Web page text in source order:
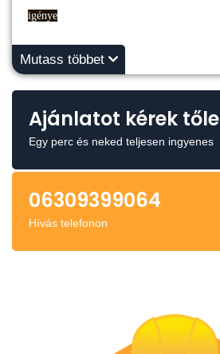
igénye
Mutass többet
Ajánlatot kérek tőle
Egy perc és neked teljesen ingyenes
06309399064
Hívás telefonon